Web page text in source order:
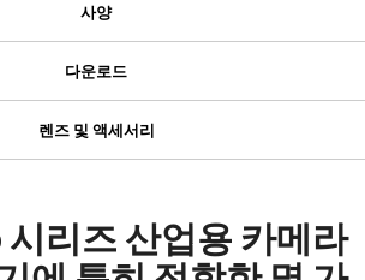
사양
다운로드
PGE
렌즈 및 액세서리
력 암 커넥터 및 플라잉 리드 케이블.
시리즈 산업용 카메라